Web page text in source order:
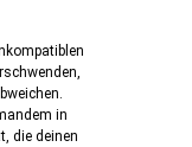
in
die deinen